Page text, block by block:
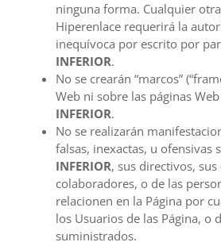
ninguna forma. Cualquier
Hiperenlace requerirá la
inequívoca por escrito por
INFERIOR.
No se crearán “marcos”
Web ni sobre las páginas
INFERIOR.
No se realizarán
falsas, inexactas, u ofensivas
INFERIOR, sus directivos,
colaboradores, o de las
relacionen en la Página por
los Usuarios de las Página, o
suministrados.